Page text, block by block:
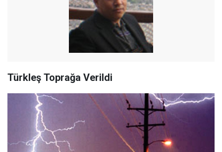
Türkleş Toprağa Verildi